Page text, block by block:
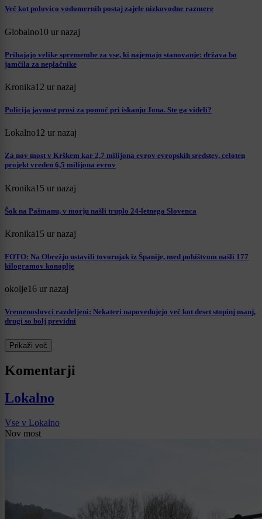
Več kot polovico vodomernih postaj zajele nizkovodne razmere
Globalno10 ur nazaj
Prihajajo velike spremembe za vse, ki najemajo stanovanje: država bo
jamčila za neplačnike
Kronika12 ur nazaj
Policija javnost prosi za pomoč pri iskanju Jona. Ste ga videli?
Lokalno12 ur nazaj
Za nov most v Krškem kar 2,7 milijona evrov evropskih sredstev, celoten
projekt vreden 6,5 milijona evrov
Kronika15 ur nazaj
Šok na Pašmanu, v morju našli truplo 24-letnega Slovenca
Kronika15 ur nazaj
FOTO: Na Obrežju ustavili tovornjak iz Španije, med pohištvom našli 177
kilogramov konoplje
okolje16 ur nazaj
Vremenoslovci razdeljeni: Nekateri napovedujejo več kot deset stopinj manj,
drugi so bolj previdni
Prikaži več
Komentarji
Lokalno
Vse v Lokalno
Nov most